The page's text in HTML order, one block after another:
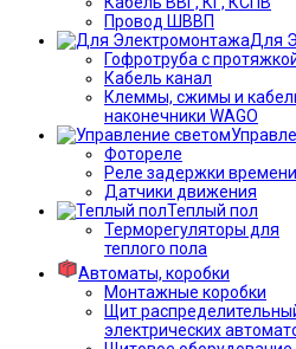
Провод ШВВП
Для
Гофротруба с
Кабель канал
Клеммы, сжимы и
наконечники WAGO
Фотореле
Реле задержки времени
Датчики движения
Теплый пол
Терморегуляторы для
теплого пола
Автоматы, коробки
Монтажные коробки
Щит
электрических